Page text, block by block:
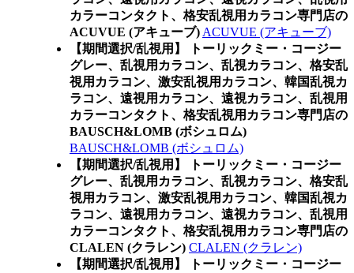
カラーコンタクト、格安乱視用カラコン専門店の
ACUVUE (アキューブ) ACUVUE (アキューブ)
【期間選択/乱視用】 トーリックミー・コージー
グレー、乱視用カラコン、乱視カラコン、格安乱
視用カラコン、激安乱視用カラコン、韓国乱視カ
ラコン、遠視用カラコン、遠視カラコン、乱視用
カラーコンタクト、格安乱視用カラコン専門店の
BAUSCH&LOMB (ボシュロム)
BAUSCH&LOMB (ボシュロム)
【期間選択/乱視用】 トーリックミー・コージー
グレー、乱視用カラコン、乱視カラコン、格安乱
視用カラコン、激安乱視用カラコン、韓国乱視カ
ラコン、遠視用カラコン、遠視カラコン、乱視用
カラーコンタクト、格安乱視用カラコン専門店の
CLALEN (クラレン) CLALEN (クラレン)
【期間選択/乱視用】 トーリックミー・コージー